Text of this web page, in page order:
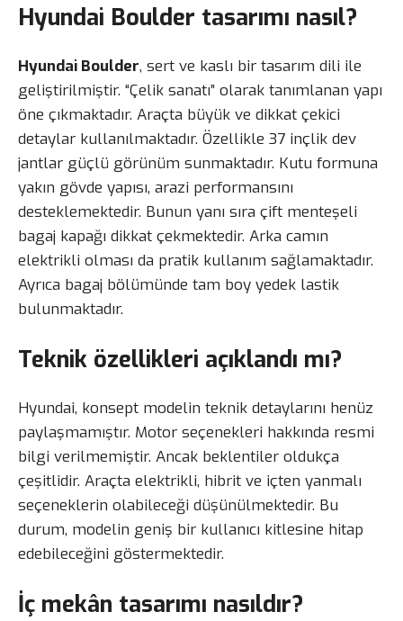
Hyundai Boulder tasarımı nasıl?
Hyundai Boulder, sert ve kaslı bir tasarım dili ile
geliştirilmiştir. “Çelik sanatı” olarak tanımlanan yapı
öne çıkmaktadır. Araçta büyük ve dikkat çekici
detaylar kullanılmaktadır. Özellikle 37 inçlik dev
jantlar güçlü görünüm sunmaktadır. Kutu formuna
yakın gövde yapısı, arazi performansını
desteklemektedir. Bunun yanı sıra çift menteşeli
bagaj kapağı dikkat çekmektedir. Arka camın
elektrikli olması da pratik kullanım sağlamaktadır.
Ayrıca bagaj bölümünde tam boy yedek lastik
bulunmaktadır.
Teknik özellikleri açıklandı mı?
Hyundai, konsept modelin teknik detaylarını henüz
paylaşmamıştır. Motor seçenekleri hakkında resmi
bilgi verilmemiştir. Ancak beklentiler oldukça
çeşitlidir. Araçta elektrikli, hibrit ve içten yanmalı
seçeneklerin olabileceği düşünülmektedir. Bu
durum, modelin geniş bir kullanıcı kitlesine hitap
edebileceğini göstermektedir.
İç mekân tasarımı nasıldır?